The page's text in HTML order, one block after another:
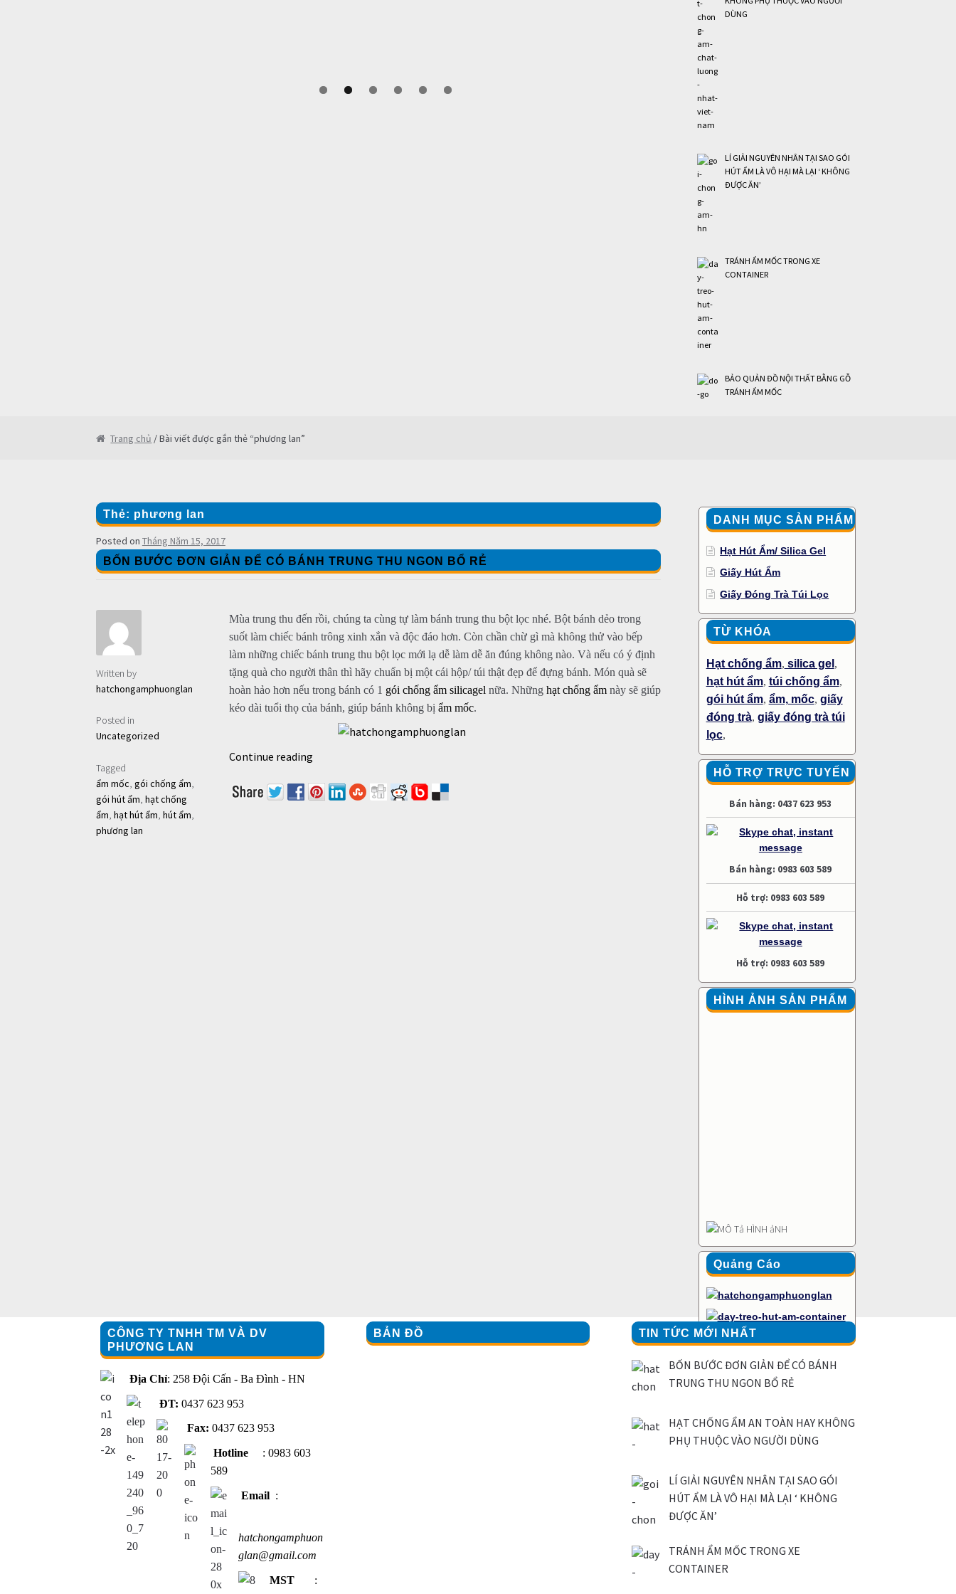
DÙNG
LÍ GIẢI NGUYÊN NHÂN TẠI SAO GÓI
HÚT ẨM LÀ VÔ HẠI MÀ LẠI ‘ KHÔNG
ĐƯỢC ĂN’
TRÁNH ẨM MỐC TRONG XE
CONTAINER
BẢO QUẢN ĐỒ NỘI THẤT BẰNG GỖ
TRÁNH ẨM MỐC
Trang chủ / Bài viết được gắn thẻ “phương lan”
Thẻ: phương lan
Posted on Tháng Năm 15, 2017
BỐN BƯỚC ĐƠN GIẢN ĐỂ CÓ BÁNH TRUNG THU NGON BỔ RẺ
Written by
hatchongamphuonglan
Posted in
Uncategorized
Tagged
ẩm mốc, gói chống ẩm,
gói hút ẩm, hạt chống
ẩm, hạt hút ẩm, hút ẩm,
phương lan
Mùa trung thu đến rồi, chúng ta cùng tự làm bánh trung thu bột lọc nhé. Bột bánh dẻo trong
suốt làm chiếc bánh trông xinh xắn và độc đáo hơn. Còn chần chừ gì mà không thử vào bếp
làm những chiếc bánh trung thu bột lọc mới lạ dễ làm dễ ăn đúng không nào. Và nếu có ý định
tặng quà cho người thân thì hãy chuẩn bị một cái hộp/ túi thật đẹp để đựng bánh. Món quà sẽ
hoàn hảo hơn nếu trong bánh có 1 gói chống ẩm silicagel nữa. Những hạt chống ẩmnày sẽ giúp
kéo dài tuổi thọ của bánh, giúp bánh không bị ẩm mốc.
Continue reading
DANH MỤC SẢN PHẨM
Hạt Hút Ẩm/ Silica Gel
Giấy Hút Ẩm
Giấy Đóng Trà Túi Lọc
TỪ KHÓA
Hạt chống ẩm, silica gel ,
hạt hút ẩm, túi chống ẩm,
gói hút ẩm, ẩm, mốc, giấy
đóng trà, giấy đóng trà túi
lọc,
HỖ TRỢ TRỰC TUYẾN
Bán hàng: 0437 623 953
Bán hàng: 0983 603 589
Hỗ trợ: 0983 603 589
Hỗ trợ: 0983 603 589
HÌNH ẢNH SẢN PHẨM
Quảng Cáo
CÔNG TY TNHH TM VÀ DV
PHƯƠNG LAN
Địa Chỉ: 258 Đội Cấn - Ba Đình - HN
ĐT: 0437 623 953
Fax: 0437 623 953
Hotline: 0983 603
589
Email:
hatchongamphuon
glan@gmail.com
MST:
BẢN ĐỒ TIN TỨC MỚI NHẤT
BỐN BƯỚC ĐƠN GIẢN ĐỂ CÓ BÁNH
TRUNG THU NGON BỔ RẺ
HẠT CHỐNG ẨM AN TOÀN HAY KHÔNG
PHỤ THUỘC VÀO NGƯỜI DÙNG
LÍ GIẢI NGUYÊN NHÂN TẠI SAO GÓI
HÚT ẨM LÀ VÔ HẠI MÀ LẠI ‘ KHÔNG
ĐƯỢC ĂN’
TRÁNH ẨM MỐC TRONG XE
CONTAINER